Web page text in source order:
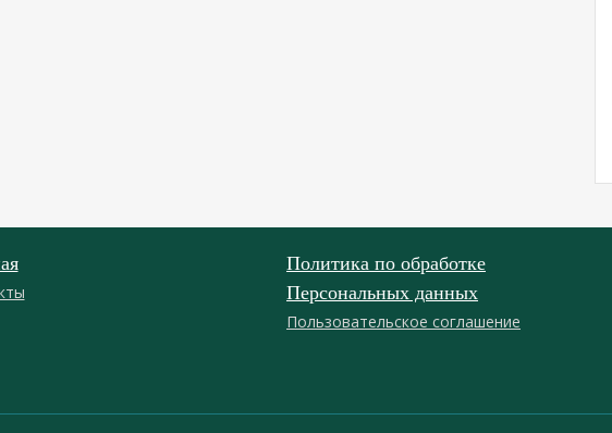
Политика по обработке
Персональных данных
Пользовательское соглашение